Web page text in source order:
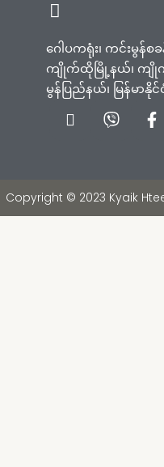
ဂေါပကရုံး၊ ကင်းမွန်စခ
ကျိုက်ထိုမြို့နယ်၊ ကျို
မွန်ပြည်နယ်၊ မြန်မာနိုင်
Icon-
phone-
Viber
f
Copyright © 2023 Kyaik